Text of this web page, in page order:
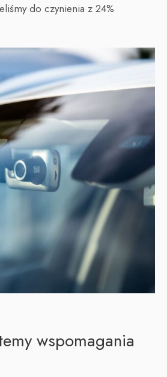
do czynienia z 24%
wspomagania